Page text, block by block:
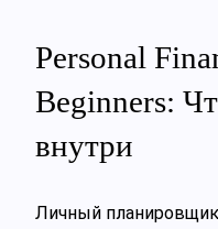
Personal
Beginners:
внутри
Личный